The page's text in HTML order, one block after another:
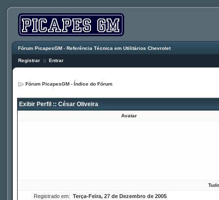
Fórum PicapesGM - Referência Técnica em Utilitários Chevrolet
Registrar :: Entrar
Fórum PicapesGM - Índice do Fórum
Exibir Perfil :: César Oliveira
Avatar
Registrado em: Terça-Feira, 27 de Dezembro de 2005